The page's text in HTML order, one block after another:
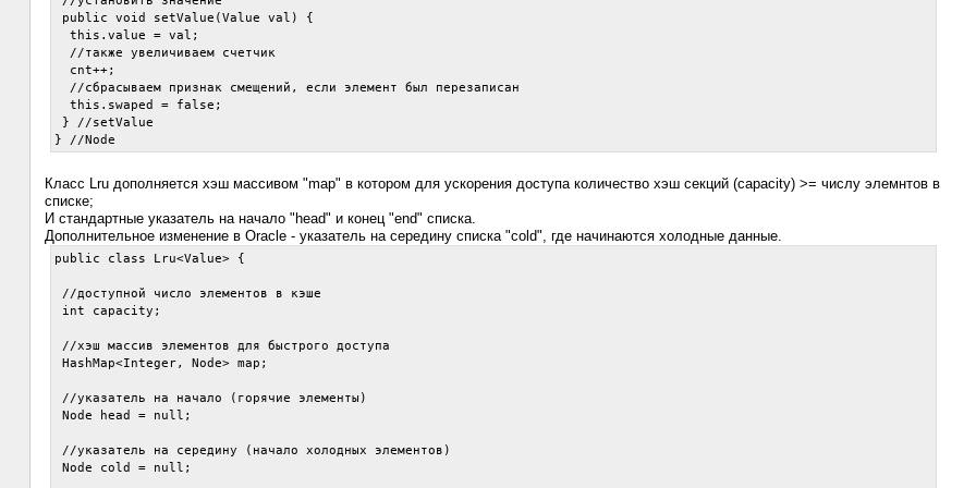
public void setValue(Value val) {
  this.value = val;
  //также увеличиваем счетчик
  cnt++;
  //сбрасываем признак смещений, если элемент был перезаписан
  this.swaped = false;
} //setValue
Класс Lru дополняется хэш массивом "map" в котором для ускорения доступа количество хэш секций (capacity) >= числу элемнтов в
списке;
И стандартные указатель на начало "head" и конец "end" списка.
Дополнительное изменение в Oracle - указатель на середину списка "cold", где начинаются холодные данные.
public class Lru<Value> {
//доступной число элементов в кэше
int capacity;
//хэш массив элементов для быстрого доступа
HashMap<Integer, Node> map;
//указатель на начало (горячие элементы)
Node head = null;
//указатель на середину (начало холодных элементов)
Node cold = null;